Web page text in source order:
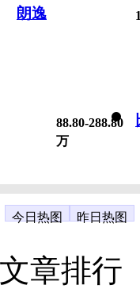
朗逸
88.80-288.80
万
今日热图 昨日热图
章排行